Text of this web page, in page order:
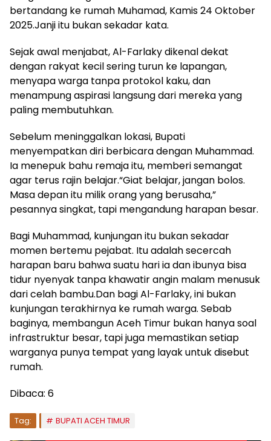
bertandang ke rumah Muhamad, Kamis 24 Oktober
2025.Janji itu bukan sekadar kata.
Sejak awal menjabat, Al-Farlaky dikenal dekat
dengan rakyat kecil sering turun ke lapangan,
menyapa warga tanpa protokol kaku, dan
menampung aspirasi langsung dari mereka yang
paling membutuhkan.
Sebelum meninggalkan lokasi, Bupati
menyempatkan diri berbicara dengan Muhammad.
Ia menepuk bahu remaja itu, memberi semangat
agar terus rajin belajar.“Giat belajar, jangan bolos.
Masa depan itu milik orang yang berusaha,”
pesannya singkat, tapi mengandung harapan besar.
Bagi Muhammad, kunjungan itu bukan sekadar
momen bertemu pejabat. Itu adalah secercah
harapan baru bahwa suatu hari ia dan ibunya bisa
tidur nyenyak tanpa khawatir angin malam menusuk
dari celah bambu.Dan bagi Al-Farlaky, ini bukan
kunjungan terakhirnya ke rumah warga. Sebab
baginya, membangun Aceh Timur bukan hanya soal
infrastruktur besar, tapi juga memastikan setiap
warganya punya tempat yang layak untuk disebut
rumah.
Dibaca: 6
Tag: BUPATI ACEH TIMUR